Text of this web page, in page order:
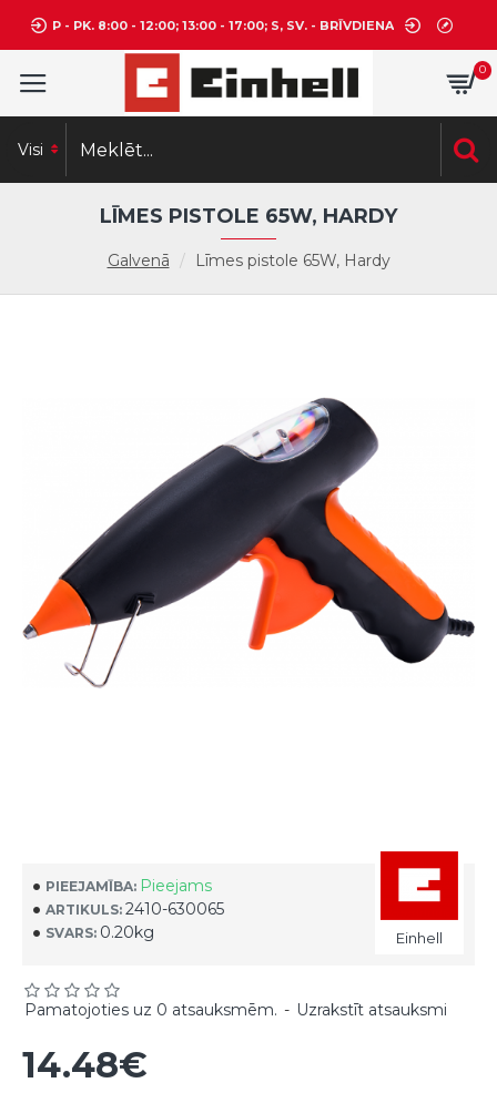
P - PK. 8:00 - 12:00; 13:00 - 17:00; S, SV. - BRĪVDIENA
0
Visi
Galvenā Līmes pistole 65W, Hardy
LĪMES PISTOLE 65W, HARDY
PIEEJAMĪBA: Pieejams
ARTIKULS: 2410-630065
SVARS: 0.20kg Einhell
Pamatojoties uz 0 atsauksmēm. - Uzrakstīt atsauksmi
14.48€